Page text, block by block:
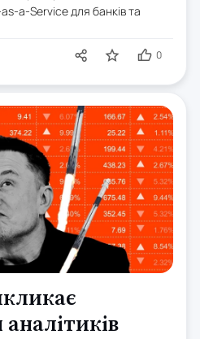
a-Service для банків та
0